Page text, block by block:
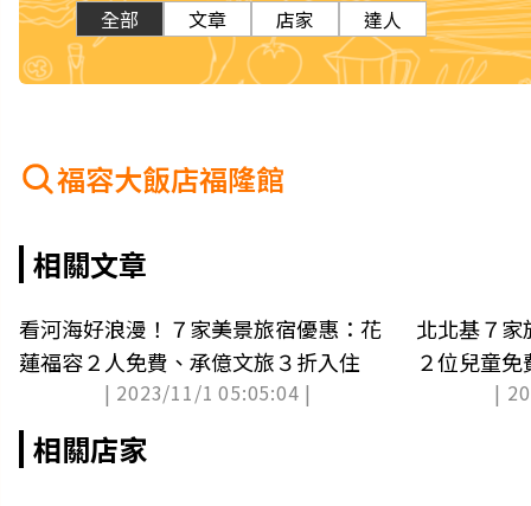
全部 文章 店家 達人
福容大飯店福隆館
相關文章
看河海好浪漫！７家美景旅宿優惠：花
蓮福容２人免費、承億文旅３折入住
| 2023/11/1 05:05:04 |
北北基７
２位兒童
|
相關店家